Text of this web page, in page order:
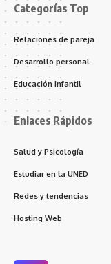
Categorías Top
Relaciones de pareja
Desarrollo personal
Educación infantil
Enlaces Rápidos
Salud y Psicología
Estudiar en la UNED
Redes y tendencias
Hosting Web